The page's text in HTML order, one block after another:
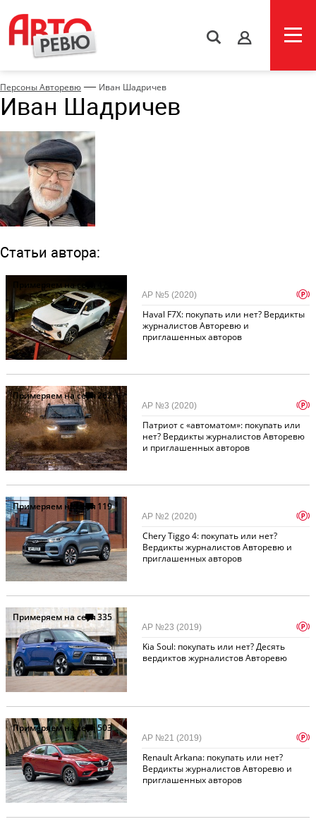
s
Персоны Авторевю — Иван Шадричев
Иван Шадричев
Статьи автора:
Примеряем на себя
Haval F7X: покупать или нет? Вердикты
журналистов Авторевю и
приглашенных авторов
АР №5 (2020) p
Примеряем на себя262
Патриот с «автоматом»: покупать или
нет? Вердикты журналистов Авторевю
и приглашенных авторов
АР №3 (2020) p
Примеряем на себя 119
Chery Tiggo 4: покупать или нет?
Вердикты журналистов Авторевю и
приглашенных авторов
АР №2 (2020) p
Примеряем на себя335
Kia Soul: покупать или нет? Десять
вердиктов журналистов Авторевю
АР №23 (2019) p
Примеряем на себя503
Renault Arkana: покупать или нет?
Вердикты журналистов Авторевю и
приглашенных авторов
АР №21 (2019) p